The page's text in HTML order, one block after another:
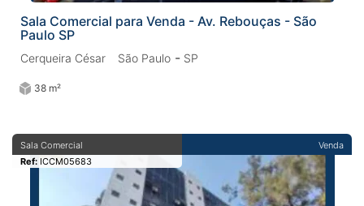
Sala Comercial para Venda - Av. Rebouças - São
Paulo SP
Cerqueira César São Paulo - SP
38 m²
Venda
Sala Comercial
Ref: ICCM05683